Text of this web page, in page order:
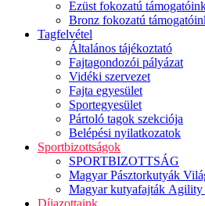
Ezüst fokozatú
Bronz fokozatú
Tagfelvétel
Általános tájékoztató
Fajtagondozói pályázat
Vidéki szervezet
Fajta egyesület
Sportegyesület
Pártoló tagok szekciója
Belépési nyilatkozatok
Sportbizottságok
SPORTBIZOTTSÁG
Magyar Pásztorkutyák
Magyar kutyafajták Agility
Díjazottaink